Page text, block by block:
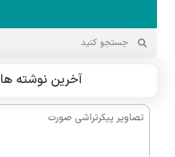
آخرین نوشته ها
تصاویر پیکرتراشی صورت